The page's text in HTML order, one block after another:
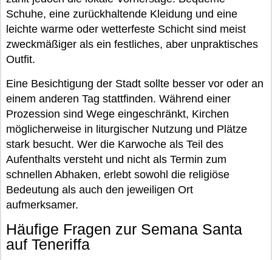
Schuhe, eine zurückhaltende Kleidung und eine
leichte warme oder wetterfeste Schicht sind meist
zweckmäßiger als ein festliches, aber unpraktisches
Outfit.
Eine Besichtigung der Stadt sollte besser vor oder an
einem anderen Tag stattfinden. Während einer
Prozession sind Wege eingeschränkt, Kirchen
möglicherweise in liturgischer Nutzung und Plätze
stark besucht. Wer die Karwoche als Teil des
Aufenthalts versteht und nicht als Termin zum
schnellen Abhaken, erlebt sowohl die religiöse
Bedeutung als auch den jeweiligen Ort
aufmerksamer.
Häufige Fragen zur Semana Santa
auf Teneriffa